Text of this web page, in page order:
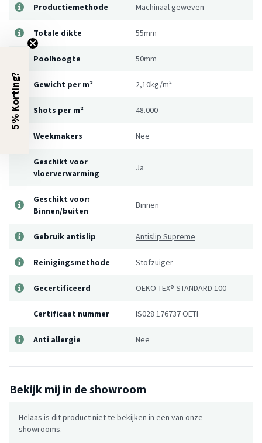
Productiemethode Machinaal geweven
Totale dikte 55mm
Poolhoogte 50mm
Gewicht per m² 2,10kg/m²
Shots per m² 48.000
Weekmakers Nee
Geschikt voor
vloerverwarming
Ja
Geschikt voor:
Binnen/buiten
Binnen
Gebruik antislip Antislip Supreme
Reinigingsmethode Stofzuiger
Gecertificeerd OEKO-TEX® STANDARD 100
Certificaat nummer IS028 176737 OETI
Anti allergie Nee
Bekijk mij in de showroom
Helaas is dit product niet te bekijken in een van onze
showrooms.
5% Korting?